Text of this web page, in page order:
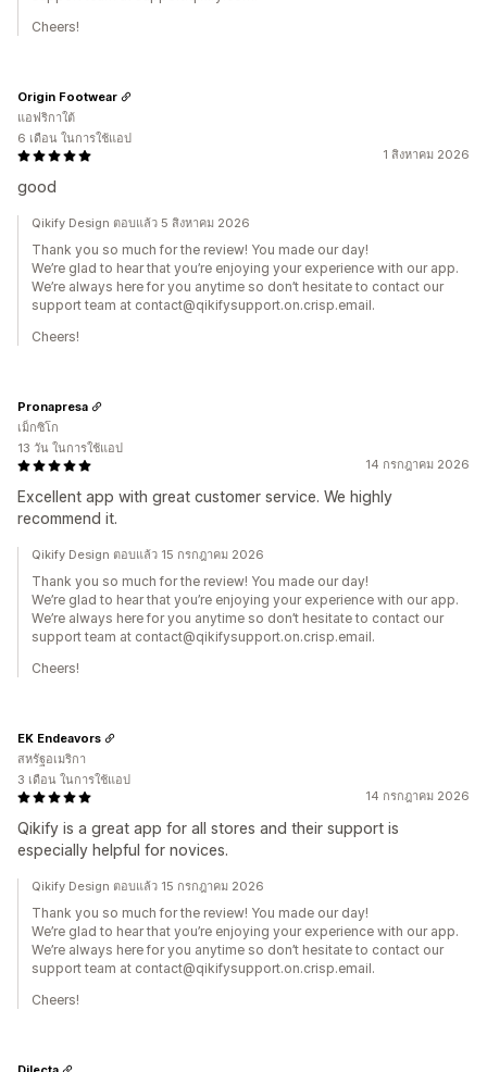
Cheers!
1 สิงหาคม 2026
good
Origin Footwear
แอฟริกาใต้
6 เดือน ในการใช้แอป
Qikify Design ตอบแล้ว 5 สิงหาคม 2026
Thank you so much for the review! You made our day!
We’re glad to hear that you’re enjoying your experience with our app.
We’re always here for you anytime so don’t hesitate to contact our
support team at contact@qikifysupport.on.crisp.email.
Cheers!
14 กรกฎาคม 2026
Excellent app with great customer service. We highly
recommend it.
Pronapresa
เม็กซิโก
13 วัน ในการใช้แอป
Qikify Design ตอบแล้ว 15 กรกฎาคม 2026
Thank you so much for the review! You made our day!
We’re glad to hear that you’re enjoying your experience with our app.
We’re always here for you anytime so don’t hesitate to contact our
support team at contact@qikifysupport.on.crisp.email.
Cheers!
14 กรกฎาคม 2026
Qikify is a great app for all stores and their support is
especially helpful for novices.
EK Endeavors
สหรัฐอเมริกา
3 เดือน ในการใช้แอป
Qikify Design ตอบแล้ว 15 กรกฎาคม 2026
Thank you so much for the review! You made our day!
We’re glad to hear that you’re enjoying your experience with our app.
We’re always here for you anytime so don’t hesitate to contact our
support team at contact@qikifysupport.on.crisp.email.
Cheers!